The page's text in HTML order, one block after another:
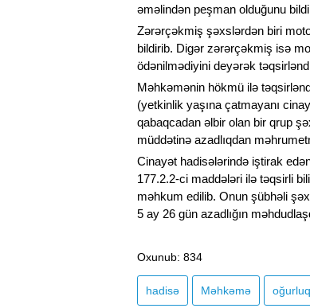
əməlindən peşman olduğunu
Zərərçəkmiş şəxslərdən biri
bildirib. Digər zərərçəkmiş isə
ödənilmədiyini deyərək
Məhkəmənin hökmü ilə
(yetkinlik yaşına çatmayanı
qabaqcadan əlbir olan bir qrup
müddətinə azadlıqdan
Cinayət hadisələrində iştirak
177.2.2-ci maddələri ilə təqsirli
məhkum edilib. Onun şübhəli
5 ay 26 gün azadlığın
Oxunub: 834
hadisə Məhkəmə oğurluq